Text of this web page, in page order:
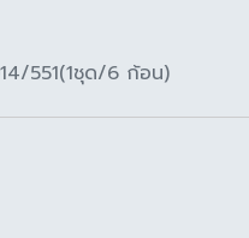
551(1ชุด/6 ก้อน)